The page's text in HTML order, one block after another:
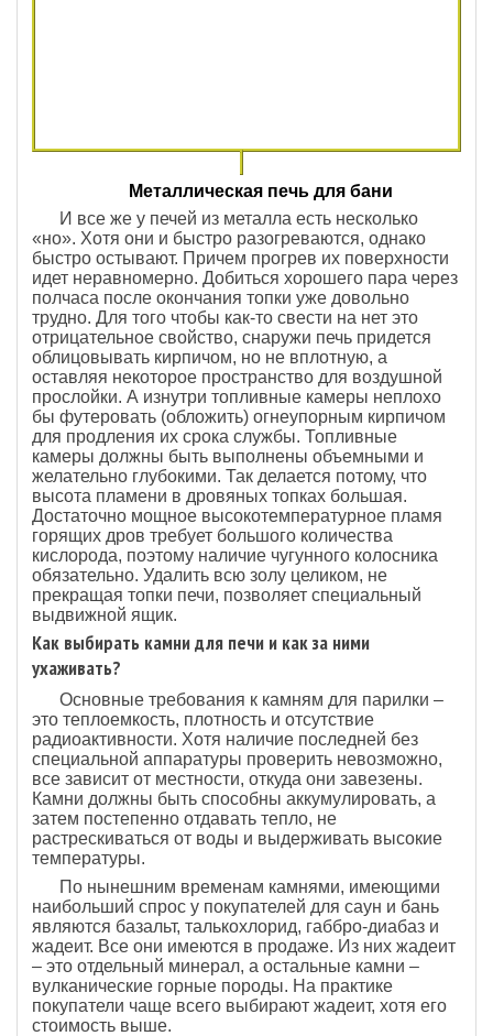
Металлическая печь для бани
И все же у печей из металла есть несколько
«но». Хотя они и быстро разогреваются, однако
быстро остывают. Причем прогрев их поверхности
идет неравномерно. Добиться хорошего пара через
полчаса после окончания топки уже довольно
трудно. Для того чтобы как-то свести на нет это
отрицательное свойство, снаружи печь придется
облицовывать кирпичом, но не вплотную, а
оставляя некоторое пространство для воздушной
прослойки. А изнутри топливные камеры неплохо
бы футеровать (обложить) огнеупорным кирпичом
для продления их срока службы. Топливные
камеры должны быть выполнены объемными и
желательно глубокими. Так делается потому, что
высота пламени в дровяных топках большая.
Достаточно мощное высокотемпературное пламя
горящих дров требует большого количества
кислорода, поэтому наличие чугунного колосника
обязательно. Удалить всю золу целиком, не
прекращая топки печи, позволяет специальный
выдвижной ящик.
Как выбирать камни для печи и как за ними
ухаживать?
Основные требования к камням для парилки –
это теплоемкость, плотность и отсутствие
радиоактивности. Хотя наличие последней без
специальной аппаратуры проверить невозможно,
все зависит от местности, откуда они завезены.
Камни должны быть способны аккумулировать, а
затем постепенно отдавать тепло, не
растрескиваться от воды и выдерживать высокие
температуры.
По нынешним временам камнями, имеющими
наибольший спрос у покупателей для саун и бань
являются базальт, талькохлорид, габбро-диабаз и
жадеит. Все они имеются в продаже. Из них жадеит
– это отдельный минерал, а остальные камни –
вулканические горные породы. На практике
покупатели чаще всего выбирают жадеит, хотя его
стоимость выше.